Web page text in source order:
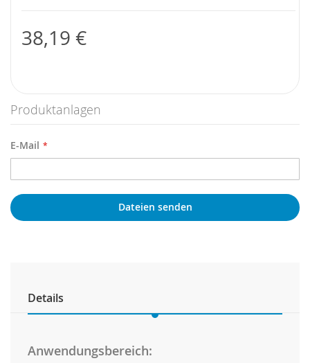
38,19 €
Produktanlagen
E-Mail
Dateien senden
Details
Anwendungsbereich: